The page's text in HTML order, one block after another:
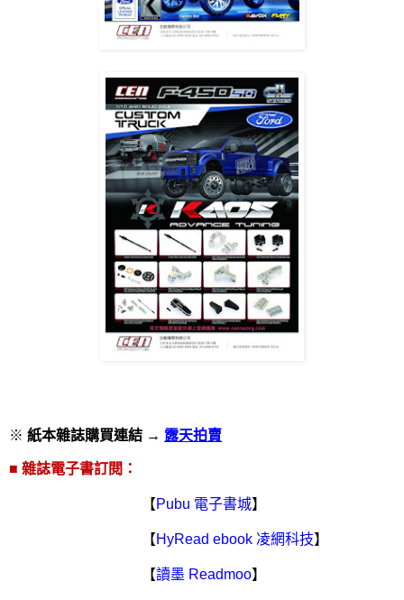
※ 紙本雜誌購買連結 → 露天拍賣
■ 雜誌電子書訂閱：
【Pubu 電子書城】
【HyRead ebook 凌網科技】
【讀墨 Readmoo】